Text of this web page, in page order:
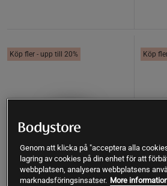
Köp fler - upp till 20% Köp
Genom att klicka på "acceptera alla
lagring av cookies på din enhet för att
webbplatsen, analysera webbplatsens
marknadsföringsinsatser. More